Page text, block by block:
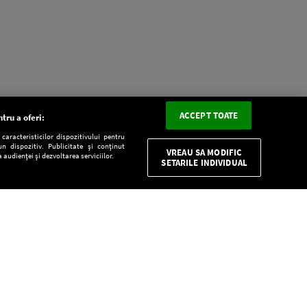
CONFIDENŢIALITATE
a oferi:
dispozitivului pentru
dispozitiv. Publicitate și conținut
și dezvoltarea serviciilor.
ACCEPT TOATE
VREAU SA MODIFIC
SETARILE INDIVIDUAL